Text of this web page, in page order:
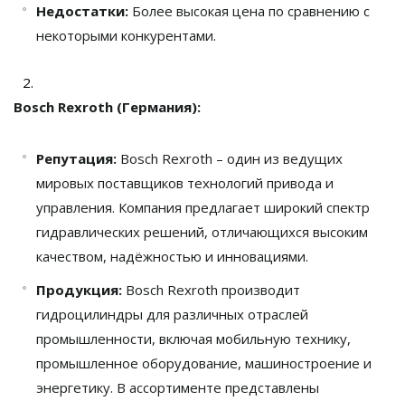
Недостатки: Более высокая цена по сравнению с
некоторыми конкурентами.
Bosch Rexroth (Германия):
Репутация: Bosch Rexroth – один из ведущих
мировых поставщиков технологий привода и
управления. Компания предлагает широкий спектр
гидравлических решений, отличающихся высоким
качеством, надёжностью и инновациями.
Продукция: Bosch Rexroth производит
гидроцилиндры для различных отраслей
промышленности, включая мобильную технику,
промышленное оборудование, машиностроение и
энергетику. В ассортименте представлены